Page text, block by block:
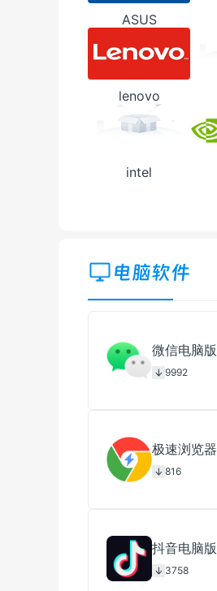
ASUS
lenovo
intel
电脑软件
微信电脑版
9992
极速浏览器
816
抖音电脑版
3758